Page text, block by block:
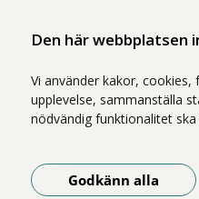
Den här webbplatsen
Vi använder kakor,
upplevelse, sammanställa
nödvändig funktionalitet
Godkänn alla
Vi ingår i Stockholms läns